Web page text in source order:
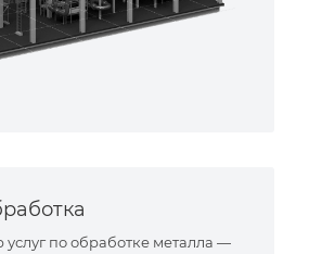
по обработке металла —